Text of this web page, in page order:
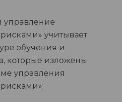
управление
учитывает
обучения и
которые изложены
управления